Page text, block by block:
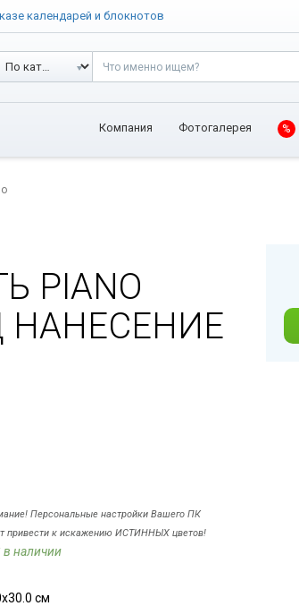
календарей и блокнотов
Компания Фотогалерея %
PIANO
Персональные настройки Вашего ПК
привести к искажению ИСТИННЫХ цветов!
в наличии
см